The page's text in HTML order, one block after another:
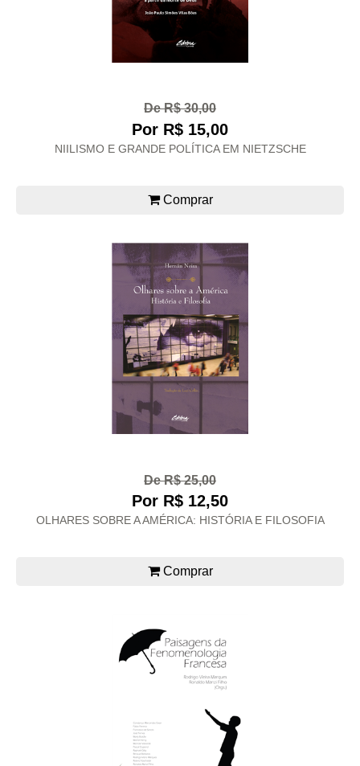
De R$ 30,00
Por R$ 15,00
NIILISMO E GRANDE POLÍTICA EM NIETZSCHE
Comprar
De R$ 25,00
Por R$ 12,50
OLHARES SOBRE A AMÉRICA: HISTÓRIA E FILOSOFIA
Comprar